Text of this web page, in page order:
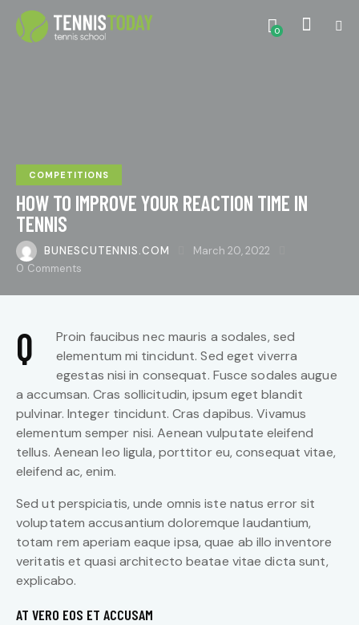
0
COMPETITIONS
HOW TO IMPROVE YOUR REACTION TIME IN
TENNIS
BUNESCUTENNIS.COM
March 20, 2022
0 Comments
Q
Proin faucibus nec mauris a sodales, sed
elementum mi tincidunt. Sed eget viverra
egestas nisi in consequat. Fusce sodales augue
a accumsan. Cras sollicitudin, ipsum eget blandit
pulvinar. Integer tincidunt. Cras dapibus. Vivamus
elementum semper nisi. Aenean vulputate eleifend
tellus. Aenean leo ligula, porttitor eu, consequat vitae,
eleifend ac, enim.
Sed ut perspiciatis, unde omnis iste natus error sit
voluptatem accusantium doloremque laudantium,
totam rem aperiam eaque ipsa, quae ab illo inventore
veritatis et quasi architecto beatae vitae dicta sunt,
explicabo.
AT VERO EOS ET ACCUSAM